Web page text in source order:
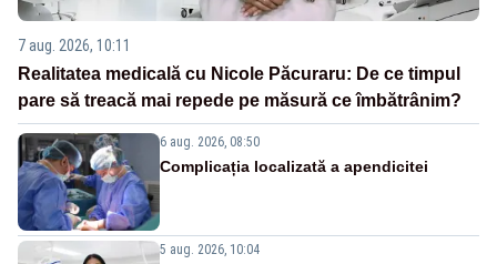
7 aug. 2026, 10:11
Realitatea medicală cu Nicole Păcuraru: De ce timpul
pare să treacă mai repede pe măsură ce îmbătrânim?
6 aug. 2026, 08:50
Complicația localizată a apendicitei
5 aug. 2026, 10:04